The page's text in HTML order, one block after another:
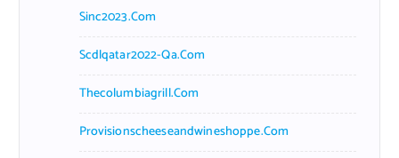
Sinc2023.com
Scdlqatar2022-Qa.com
Thecolumbiagrill.com
Provisionscheeseandwineshoppe.com